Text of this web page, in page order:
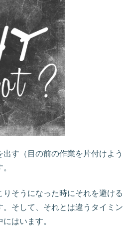
出す（目の前の作業を片付けよう
そうになった時にそれを避ける
。そして、それとは違うタイミン
はいます。